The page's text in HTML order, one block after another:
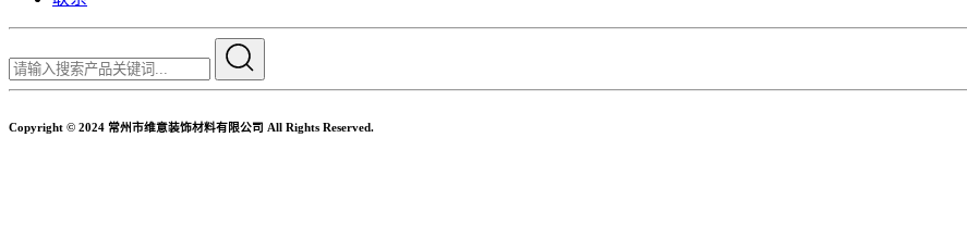
Copyright © 2024 常州市维意装饰材料有限公司 All Rights Reserved.